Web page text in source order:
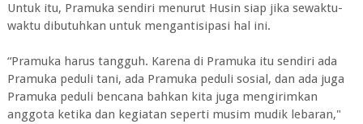
Untuk itu, Pramuka sendiri menurut Husin siap jika sewaktu-
waktu dibutuhkan untuk mengantisipasi hal ini.
“Pramuka harus tangguh. Karena di Pramuka itu sendiri ada
Pramuka peduli tani, ada Pramuka peduli sosial, dan ada juga
Pramuka peduli bencana bahkan kita juga mengirimkan
anggota ketika dan kegiatan seperti musim mudik lebaran,"